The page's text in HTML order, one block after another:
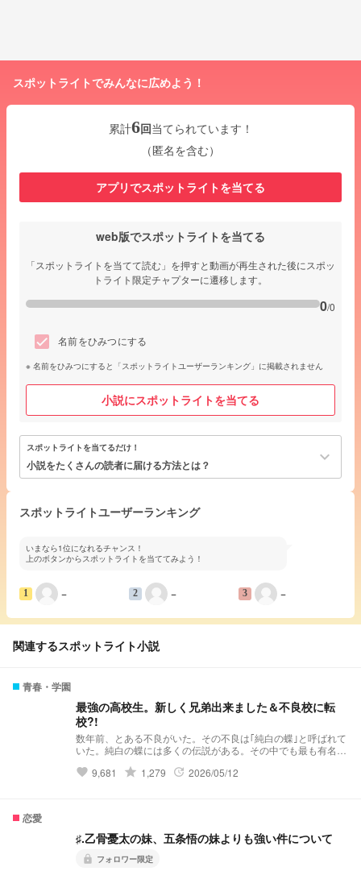
スポットライトでみんなに広めよう！
累計6回当てられています！
（匿名を含む）
アプリでスポットライトを当てる
web版でスポットライトを当てる
「スポットライトを当てて読む」を押すと動画が再生された後にスポッ
トライト限定チャプターに遷移します。
0/0
名前をひみつにする
名前をひみつにすると「スポットライトユーザーランキング」に掲載されません
小説にスポットライトを当てる
スポットライトを当てるだけ！
小説をたくさんの読者に届ける方法とは？ keyboard_arrow_down
スポットライトユーザーランキング
いまなら1位になれるチャンス！
上のボタンからスポットライトを当ててみよう！
1 − 2 − 3 −
関連するスポットライト小説
青春・学園
最強の高校生。新しく兄弟出来ました＆不良校に転
校?!
数年前、とある不良がいた。その不良は｢純白の蝶｣と呼ばれて
いた。純白の蝶には多くの伝説がある。その中でも最も有名な
良グループを1人で潰したという伝説だ。 そんな伝説を持って
子。
favorite 9,681 grade 1,279 update 2026/05/12
恋愛
♯.乙骨憂太の妹、五条悟の妹よりも強い件について
lock フォロワー限定